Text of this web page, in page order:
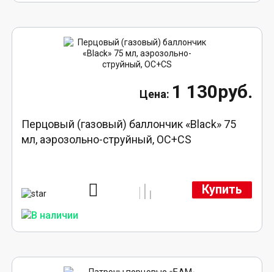
1 130руб.
Перцовый (газовый) баллончик «Black» 75
мл, аэрозольно-струйный, ОC+CS
Купить